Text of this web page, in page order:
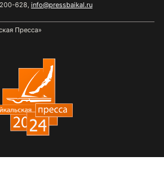
628, info@pressbaikal.ru
Пресса»